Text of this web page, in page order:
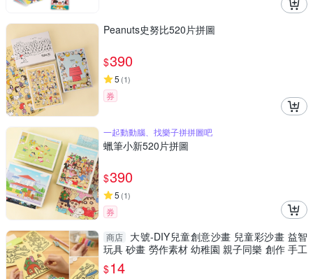
Peanuts史努比520片拼圖
$390
5 (1)
券
一起動動腦、找樂子拼拼圖吧
蠟筆小新520片拼圖
$390
5 (1)
券
商店
大號-DIY兒童創意沙畫 兒童彩沙畫 益智
玩具 砂畫 勞作素材 幼稚園 親子同樂 創作 手工
畫 禮物
$14